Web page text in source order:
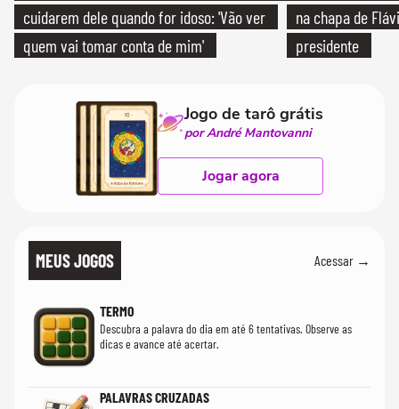
cuidarem dele quando for idoso: 'Vão ver
quem vai tomar conta de mim'
na chapa de
presidente
Jogo de tarô grátis
por André Mantovanni
Jogar agora
MEUS JOGOS Acessar →
TERMO
Descubra a palavra do dia em até 6 tentativas. Observe as
dicas e avance até acertar.
PALAVRAS CRUZADAS